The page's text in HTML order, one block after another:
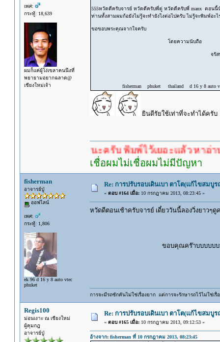
เพศ:
กระทู้: 18,639
ผมก็แค่ผู้โง่เขลาคนนึงที่
พยายามอยากฉลาด@
เชียงใหม่เจ้า
555หวัดดีครับจารย์ หวัดดีครับพี่ตู่ หวัดดีครับพี่ manx ตอน
ท่านทั้งสามผมก้อยังไม่รู้จะทำยังไงต่อไปครับ ไม่รู้จะพิมพ์อ
ขอขอบพระคุณจากใจครับ
โดยความนับถือ
จรัสพล อุตร
fisherman phuket thailand d 16 y 8 auto
ยินดีรัยใช้เท่าที่จะทำได้ครับ
อคำตอบนะครับ พิมพ์ไว้เยอะแล้ว หาอ่านกันดู
เชื่อผมไม่เชื่อผมไม่มีปัญหา
fisherman
อาจารย์ปู่
ออฟไลน์
เพศ:
กระทู้: 1,806
ek 96 d 16 y 8 auto vtec
phuket
Re: การปรับรอบเดินเบา ตาโต(แก้ไขสมบู
« ตอบ #164 เมื่อ:10 กรกฎาคม 2013, 08:23:45 »
หวัดดีตอนเช้าครับจารย์ เดี๋ยววันนี้ลองวิ่งยาวๆดู
ขอบคุณคร๊าบบบบบบ
การจะมีรถซักคันไม่ใช่เรื่องยาก แต่การจะรักษารถไว้ไม่ใช่เรื่
Regis100
ม่อนเงาะ ณ เชียงใหม่
ผู้คุมกฎ
อาจารย์ปู่
Re: การปรับรอบเดินเบา ตาโต(แก้ไขสมบู
« ตอบ #165 เมื่อ:10 กรกฎาคม 2013, 09:12:53 »
อ้างจาก: fisherman ที่ 10 กรกฎาคม 2013, 08:23:45